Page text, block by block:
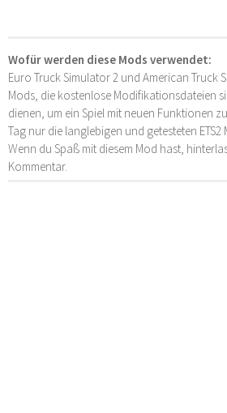
Wofür werden diese Mods verwendet:
Euro Truck Simulator 2 und American Truck
Mods, die kostenlose Modifikationsdateien
dienen, um ein Spiel mit neuen Funktionen
Tag nur die langlebigen und getesteten ETS2
Wenn du Spaß mit diesem Mod hast,
Kommentar.